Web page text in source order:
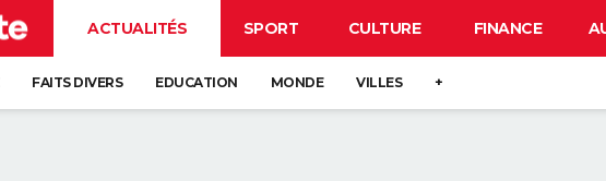
ACTUALITÉS SPORT CULTURE FINANCE
FAITS DIVERS EDUCATION MONDE VILLES +